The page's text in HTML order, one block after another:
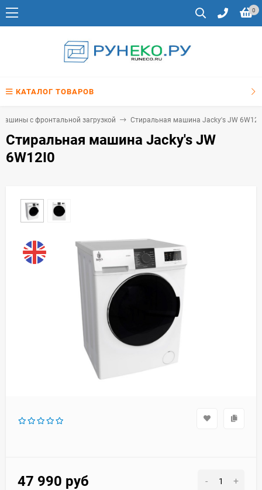
0
КАТАЛОГ ТОВАРОВ
с фронтальной загрузкой Стиральная машина Jacky's JW
Стиральная машина Jacky's JW
6W12I0
47 990 руб - +